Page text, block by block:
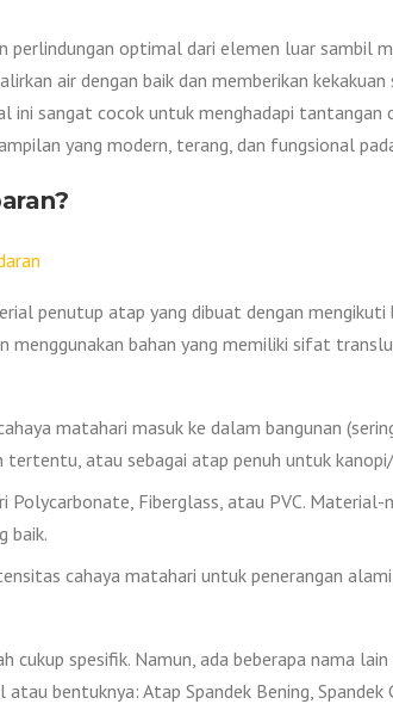
perlindungan optimal dari elemen luar sambil
air dengan baik dan memberikan
ini sangat cocok untuk menghadapi tantangan
yang modern, terang, dan fungsional
penutup atap yang dibuat dengan
menggunakan bahan yang memiliki sifat
matahari masuk ke dalam bangunan
atau sebagai atap penuh untuk
Polycarbonate, Fiberglass, atau PVC.
baik.
cahaya matahari untuk penerangan
cukup spesifik. Namun, ada beberapa nama
bentuknya: Atap Spandek Bening, Spandek